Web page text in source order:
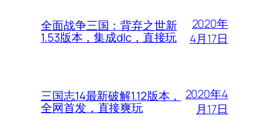
全面战争三国：背弃之世新
1.53版本，集成dlc，直接玩
2020年
4月17日
三国志14最新破解1.12版本，
全网首发，直接爽玩
2020年4
月17日